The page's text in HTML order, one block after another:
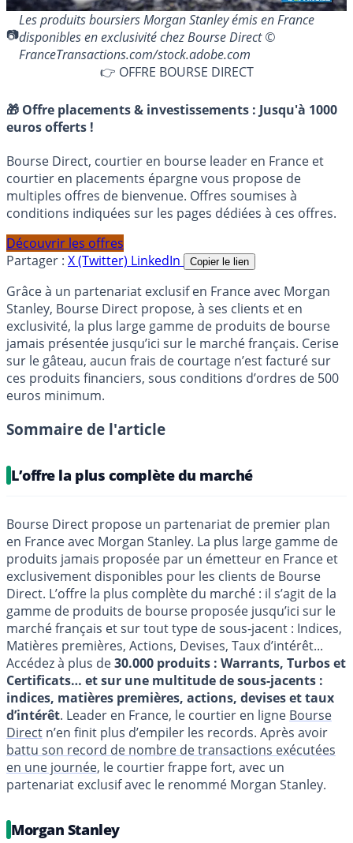
Les produits boursiers Morgan Stanley émis en France
disponibles en exclusivité chez Bourse Direct ©
FranceTransactions.com/stock.adobe.com
👉 OFFRE BOURSE DIRECT
🎁 Offre placements & investissements : Jusqu'à 1000
euros offerts !
Bourse Direct, courtier en bourse leader en France et
courtier en placements épargne vous propose de
multiples offres de bienvenue. Offres soumises à
conditions indiquées sur les pages dédiées à ces offres.
Découvrir les offres
Partager : X (Twitter) LinkedIn Copier le lien
Grâce à un partenariat exclusif en France avec Morgan
Stanley, Bourse Direct propose, à ses clients et en
exclusivité, la plus large gamme de produits de bourse
jamais présentée jusqu’ici sur le marché français. Cerise
sur le gâteau, aucun frais de courtage n’est facturé sur
ces produits financiers, sous conditions d’ordres de 500
euros minimum.
Sommaire de l'article
L’offre la plus complète du marché
Bourse Direct propose un partenariat de premier plan
en France avec Morgan Stanley. La plus large gamme de
produits jamais proposée par un émetteur en France et
exclusivement disponibles pour les clients de Bourse
Direct. L’offre la plus complète du marché : il s’agit de la
gamme de produits de bourse proposée jusqu’ici sur le
marché français et sur tout type de sous-jacent : Indices,
Matières premières, Actions, Devises, Taux d’intérêt...
Accédez à plus de30.000 produits : Warrants, Turbos et
Certificats… et sur une multitude de sous-jacents :
indices, matières premières, actions, devises et taux
d’intérêt. Leader en France, le courtier en ligne Bourse
Direct n’en finit plus d’empiler les records. Après avoir
battu son record de nombre de transactions exécutées
en une journée, le courtier frappe fort, avec un
partenariat exclusif avec le renommé Morgan Stanley.
Morgan Stanley